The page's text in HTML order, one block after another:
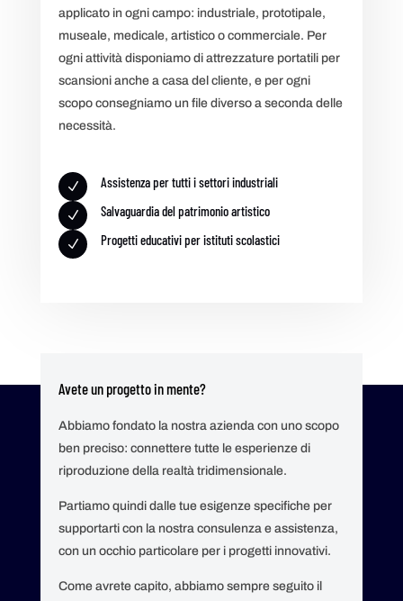
applicato in ogni campo: industriale, prototipale,
museale, medicale, artistico o commerciale. Per
ogni attività disponiamo di attrezzature portatili per
scansioni anche a casa del cliente, e per ogni
scopo consegniamo un file diverso a seconda delle
necessità.
N Assistenza per tutti i settori industriali
N Salvaguardia del patrimonio artistico
N Progetti educativi per istituti scolastici
Avete un progetto in mente?
Abbiamo fondato la nostra azienda con uno scopo
ben preciso: connettere tutte le esperienze di
riproduzione della realtà tridimensionale.
Partiamo quindi dalle tue esigenze specifiche per
supportarti con la nostra consulenza e assistenza,
con un occhio particolare per i progetti innovativi.
Come avrete capito, abbiamo sempre seguito il